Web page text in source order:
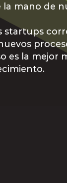
mano de
es la mejor